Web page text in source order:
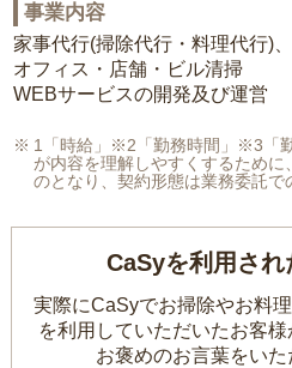
事業内容
家事代行(掃除代行・料理代行)
オフィス・店舗・ビル清掃
WEBサービスの開発及び運営
1「時給」※2「勤務時間」※3「
が内容を理解しやすくするため
のとなり、契約形態は業務委託で
CaSyを利用さ
実際にCaSyでお掃除やお料
を利用していただいたお客様
お褒めのお言葉をいた